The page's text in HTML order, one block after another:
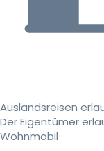
Auslandsreisen
Der Eigentümer
Wohnmobil